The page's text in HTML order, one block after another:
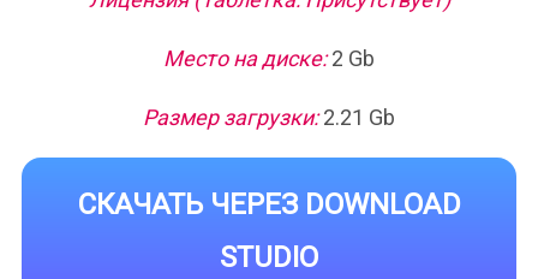
Место на диске:2 Gb
Размер загрузки:2.21 Gb
СКАЧАТЬ ЧЕРЕЗ DOWNLOAD
STUDIO